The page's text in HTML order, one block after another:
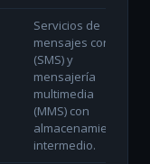
Servicios de
mensajes cortos
(SMS) y
mensajería
multimedia
(MMS) con
almacenamiento
intermedio.